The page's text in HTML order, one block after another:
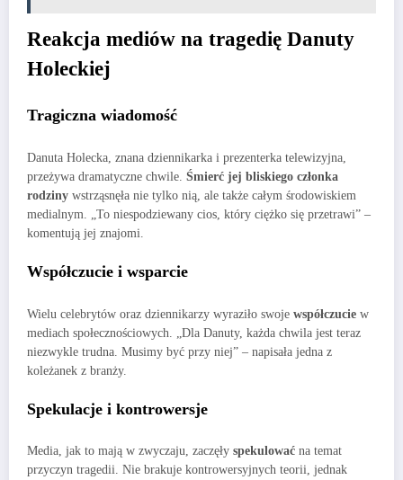
Reakcja mediów na tragedię Danuty
Holeckiej
Tragiczna wiadomość
Danuta Holecka, znana dziennikarka i prezenterka telewizyjna,
przeżywa dramatyczne chwile. Śmierć jej bliskiego członka
rodziny wstrząsnęła nie tylko nią, ale także całym środowiskiem
medialnym. „To niespodziewany cios, który ciężko się przetrawi” –
komentują jej znajomi.
Współczucie i wsparcie
Wielu celebrytów oraz dziennikarzy wyraziło swoje współczucie w
mediach społecznościowych. „Dla Danuty, każda chwila jest teraz
niezwykle trudna. Musimy być przy niej” – napisała jedna z
koleżanek z branży.
Spekulacje i kontrowersje
Media, jak to mają w zwyczaju, zaczęły spekulować na temat
przyczyn tragedii. Nie brakuje kontrowersyjnych teorii, jednak